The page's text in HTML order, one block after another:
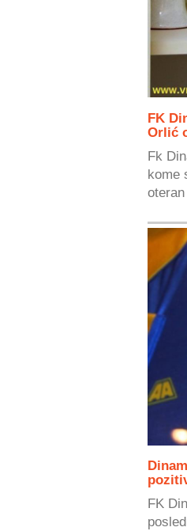
FK
Orlić
Fk
kome
FK